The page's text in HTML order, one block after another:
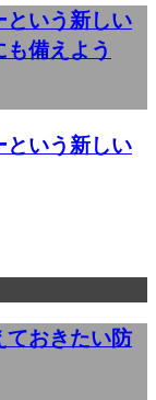
という新しい
備えよう
という新しい
ておきたい防